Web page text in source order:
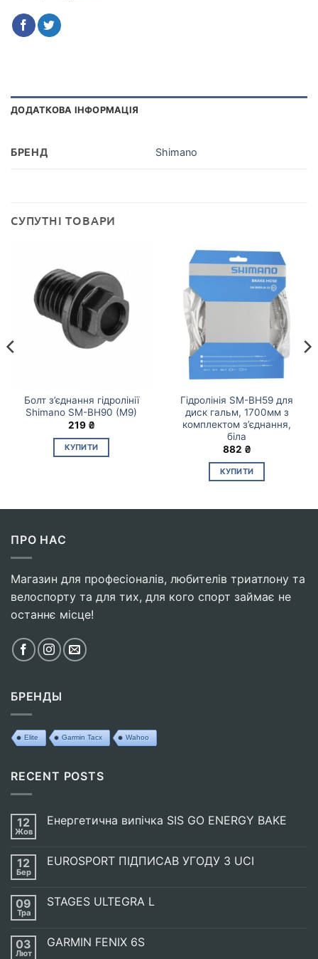
ДОДАТКОВА ІНФОРМАЦІЯ
БРЕНД Shimano
СУПУТНІ ТОВАРИ
Болт з’єднання гідролінії
Shimano SM-BH90 (M9)
219 ₴
КУПИТИ
Гідролінія SM-BH59 для
диск гальм, 1700мм з
комплектом з’єднання,
біла
882 ₴
КУПИТИ
ПРО НАС
Магазин для професіоналів, любителів триатлону та
велоспорту та для тих, для кого спорт займає не
останнє місце!
БРЕНДЫ
Elite Garmin Tacx Wahoo
RECENT POSTS
12
Жов
Енергетична випічка SIS GO ENERGY BAKE
Енергетична
ENERGY
BAKE
12
Бер
EUROSPORT ПІДПИСАВ УГОДУ З UCI
EUROSPORT
UCI
09
Тра
STAGES ULTEGRA L
STAGES
03
Лют
GARMIN FENIX 6S